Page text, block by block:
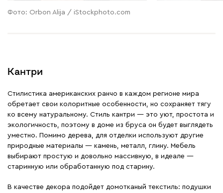
Фото: Orbon Alija / iStockphoto.com
Кантри
Стилистика американских ранчо в каждом регионе мира
обретает свои колоритные особенности, но сохраняет тягу
ко всему натуральному. Стиль кантри — это уют, простота и
экологичность, поэтому в доме из бруса он будет выглядеть
уместно. Помимо дерева, для отделки используют другие
природные материалы — камень, металл, глину. Мебель
выбирают простую и довольно массивную, в идеале —
старинную или обработанную под старину.
В качестве декора подойдет домотканый текстиль: подушки